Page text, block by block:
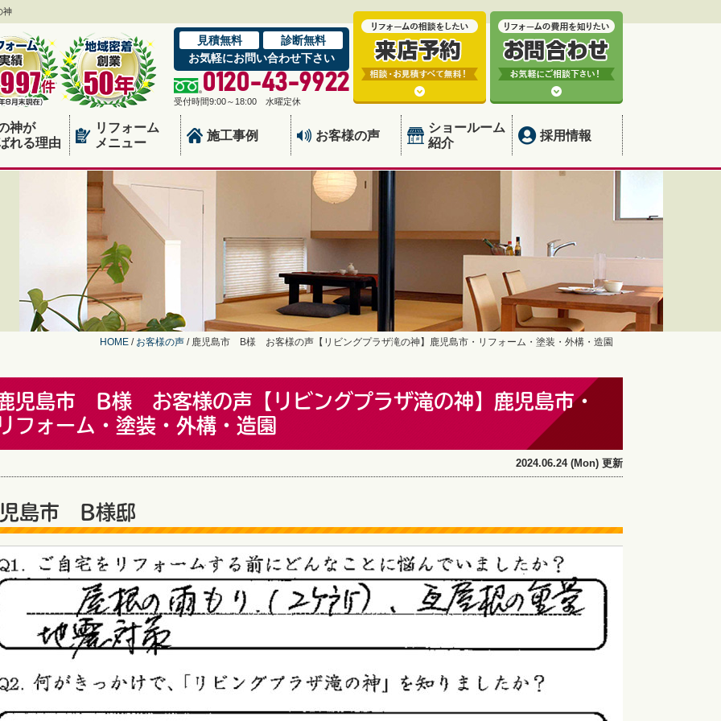
神
見積無料
診断無料
お気軽にお問い合わせ下さい
0120-43-9922
受付時間9:00～18:00 水曜定休
神が
れる理由
リフォーム
メニュー
施工事例 お客様の声
ショールーム
紹介
採用情報
HOME / お客様の声 / 鹿児島市 B様 お客様の声【リビングプラザ滝の神】鹿児島市・リフォーム・塗装・外構・造園
児島市 B様 お客様の声【リビングプラザ滝の神】鹿児島市・
フォーム・塗装・外構・造園
2024.06.24 (Mon) 更新
島市 B様邸